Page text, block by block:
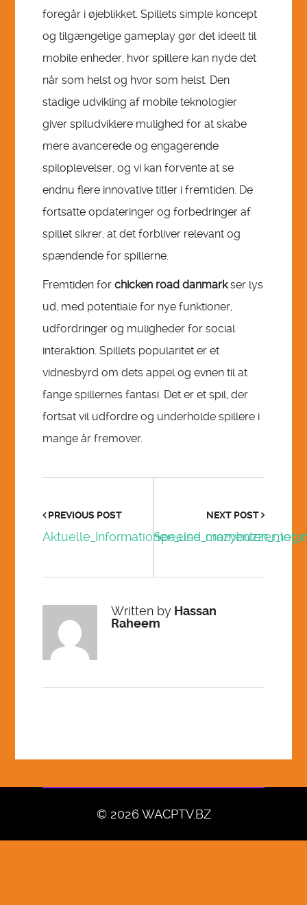
foregår i øjeblikket. Spillets simple koncept
og tilgængelige gameplay gør det ideelt til
mobile enheder, hvor spillere kan nyde det
når som helst og hvor som helst. Den
stadige udvikling af mobile teknologier
giver spiludviklere mulighed for at skabe
mere avancerede og engagerende
spiloplevelser, og vi kan forvente at se
endnu flere innovative titler i fremtiden. De
fortsatte opdateringer og forbedringer af
spillet sikrer, at det forbliver relevant og
spændende for spillerne.
Fremtiden forchicken road danmarkser lys
ud, med potentiale for nye funktioner,
udfordringer og muligheder for social
interaktion. Spillets popularitet er et
vidnesbyrd om dets appel og evnen til at
fange spillernes fantasi. Det er et spil, der
fortsat vil udfordre og underholde spillere i
mange år fremover.
PREVIOUS POST NEXT POST
Written by Hassan
Raheem
© 2026 WACPTV.BZ